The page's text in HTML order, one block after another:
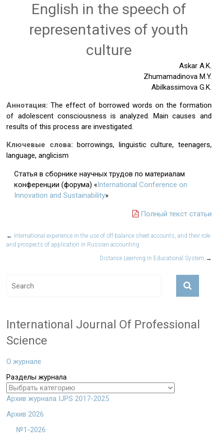
English in the speech of
representatives of youth
culture
Askar A.K.
Zhumamadinova M.Y.
Abilkassimova G.K.
Аннотация:The effect of borrowed words on the formation
of adolescent consciousness is analyzed. Main causes and
results of this process are investigated.
Ключевые слова:borrowings, linguistic culture, teenagers,
language, anglicism
Статья в сборнике научных трудов по материалам
конференции (форума) «International Conference on
Innovation and Sustainability»
Полный текст статьи
←
International experience in the use of off-balance sheet accounts, and their role
and prospects of application in Russian accounting
Distance Learning in Educational System →
International Journal Of Professional
Science
О журнале
Разделы журнала
Архив журнала IJPS 2017-2025
Архив 2026
№1-2026